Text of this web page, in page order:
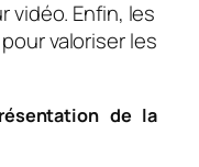
vidéo. Enfin, les
valoriser les
de la